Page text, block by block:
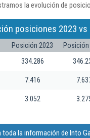
la evolución de
posiciones 2023 vs
Posición 2023 Posición
334.286
7.416
3.052
toda la información de Into